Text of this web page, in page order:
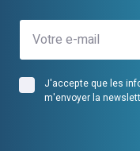
J'accepte que les
m'envoyer la